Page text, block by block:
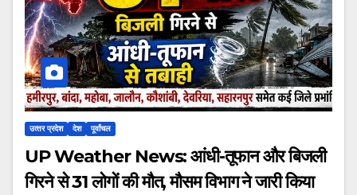
उत्‍तर प्रदेश देश पूर्वांचल
UP Weather News: आंधी-तूफान और बिजली
गिरने से 31 लोगों की मौत, मौसम विभाग ने जारी किया